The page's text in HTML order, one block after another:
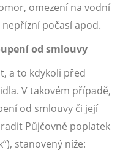
omezení na vodní
počasí apod.
od smlouvy
a to kdykoli před
V takovém případě,
od smlouvy či její
Půjčovně poplatek
stanovený níže: